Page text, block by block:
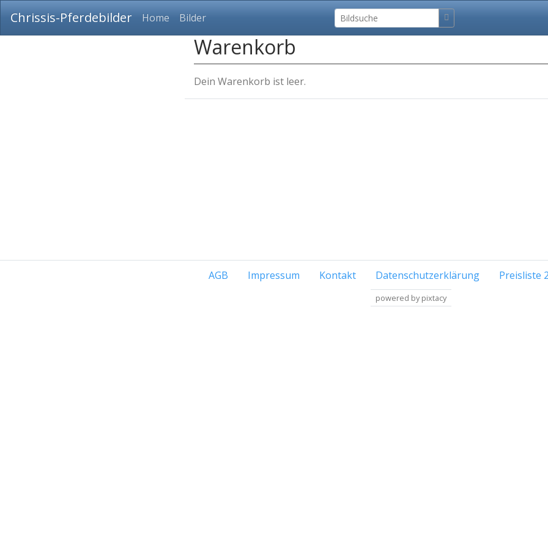
Chrissis-Pferdebilder Home Bilder
Warenkorb
Dein Warenkorb ist leer.
AGB Impressum Kontakt Datenschutzerklärung Preisliste
powered by pixtacy